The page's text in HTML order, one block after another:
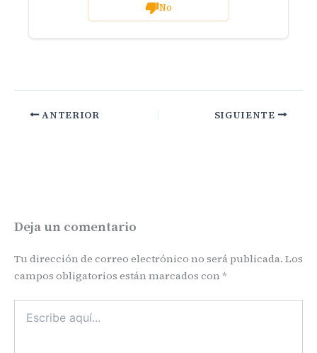
No
ANTERIOR SIGUIENTE
Deja un comentario
Tu dirección de correo electrónico no será publicada. Los
campos obligatorios están marcados con *
aquí...